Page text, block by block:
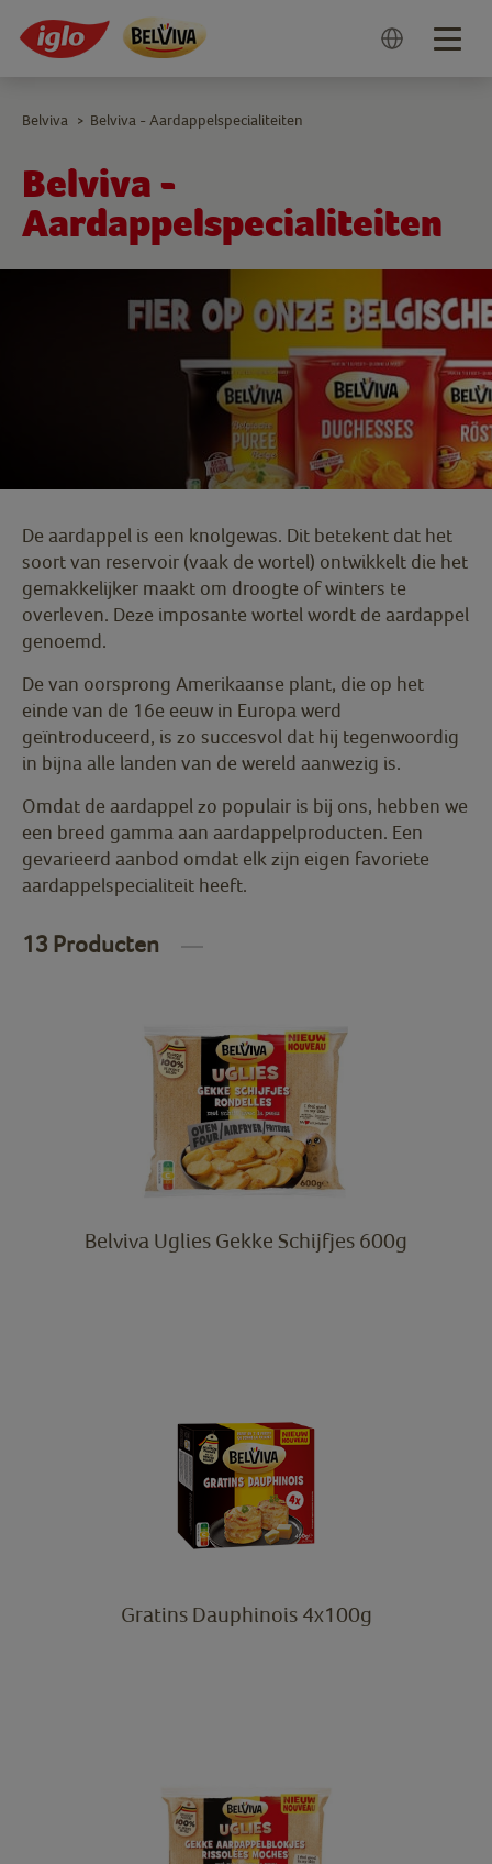
Belviva -
Aardappelspecialiteiten
Belviva > Belviva - Aardappelspecialiteiten
De aardappel is een knolgewas. Dit betekent dat het
soort van reservoir (vaak de wortel) ontwikkelt die het
gemakkelijker maakt om droogte of winters te
overleven. Deze imposante wortel wordt de aardappel
genoemd.
De van oorsprong Amerikaanse plant, die op het
einde van de 16e eeuw in Europa werd
geïntroduceerd, is zo succesvol dat hij tegenwoordig
in bijna alle landen van de wereld aanwezig is.
Omdat de aardappel zo populair is bij ons, hebben we
een breed gamma aan aardappelproducten. Een
gevarieerd aanbod omdat elk zijn eigen favoriete
aardappelspecialiteit heeft.
13 Producten
Belviva Uglies Gekke Schijfjes 600g
Gratins Dauphinois 4x100g